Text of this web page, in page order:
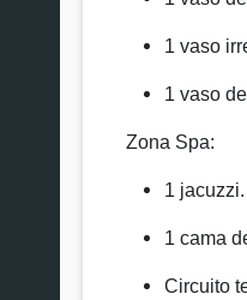
1 vaso
1 vaso
Zona Spa:
1 jacuzzi.
1 cama
Circuito